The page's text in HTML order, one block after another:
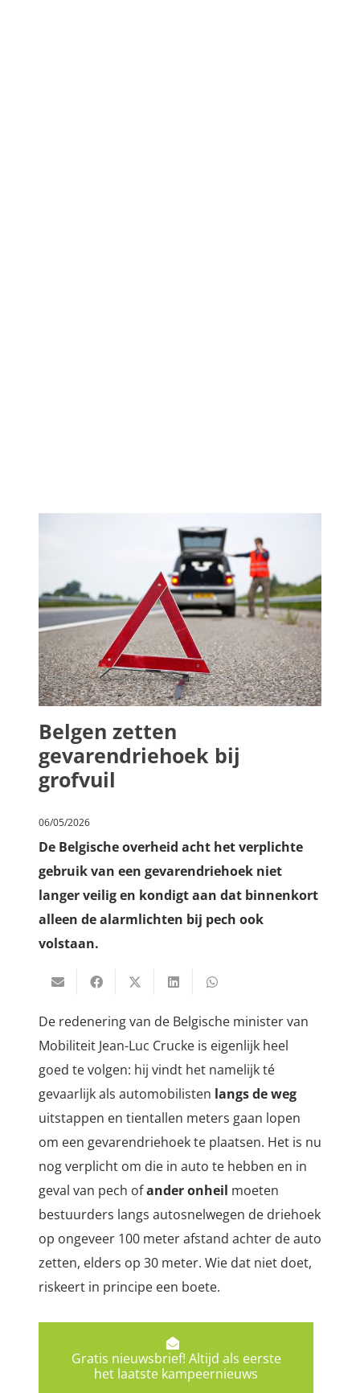
Belgen zetten
gevarendriehoek bij
grofvuil
06/05/2026
De Belgische overheid acht het verplichte
gebruik van een gevarendriehoek niet
langer veilig en kondigt aan dat binnenkort
alleen de alarmlichten bij pech ook
volstaan.
De redenering van de Belgische ministervan
Mobiliteit Jean-Luc Crucke is eigenlijk heel
goed te volgen: hij vindt het namelijk té
gevaarlijk als automobilisten langs de weg
uitstappen en tientallen meters gaan lopen
om een gevarendriehoek te plaatsen. Het is nu
nog verplicht om die in auto te hebben en in
geval van pech ofander onheil moeten
bestuurders langs autosnelwegen de driehoek
op ongeveer 100 meter afstand achter de auto
zetten, elders op 30 meter. Wie dat niet doet,
riskeert in principe een boete.
Gratis nieuwsbrief! Altijd als eerste
het laatste kampeernieuws